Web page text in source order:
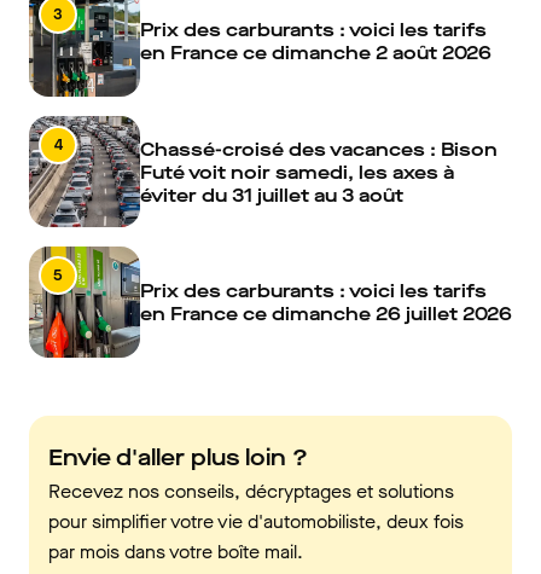
3
Prix des carburants : voici les tarifs
en France ce dimanche 2 août 2026
4
Chassé-croisé des vacances : Bison
Futé voit noir samedi, les axes à
éviter du 31 juillet au 3 août
5
Prix des carburants : voici les tarifs
en France ce dimanche 26 juillet 2026
Envie d'aller plus loin ?
Recevez nos conseils, décryptages et solutions
pour simplifier votre vie d'automobiliste, deux fois
par mois dans votre boîte mail.